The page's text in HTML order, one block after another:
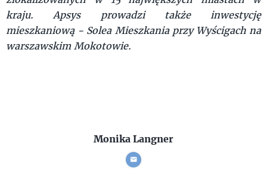
kraju. Apsys prowadzi także inwestycję
mieszkaniową - Solea Mieszkania przy Wyścigach na
warszawskim Mokotowie.
Monika Langner